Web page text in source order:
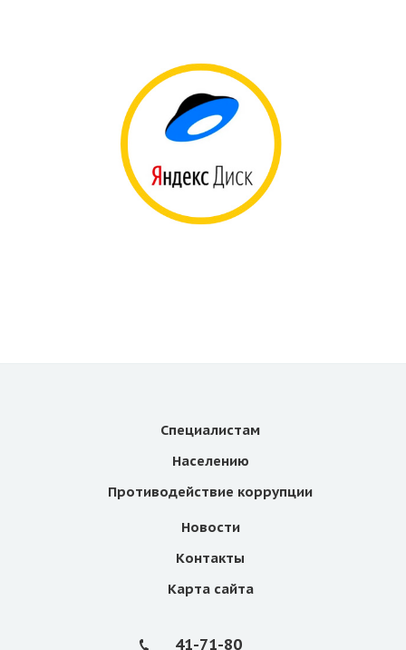
Специалистам
Населению
Противодействие коррупции
Новости
Контакты
Карта сайта
41-71-80